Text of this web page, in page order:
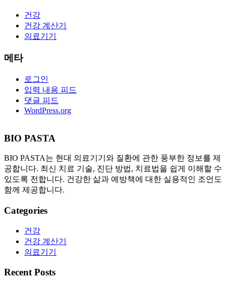
건강
건강 계산기
의료기기
메타
로그인
입력 내용 피드
댓글 피드
WordPress.org
BIO PASTA
BIO PASTA는 현대 의료기기와 질환에 관한 풍부한 정보를 제
공합니다. 최신 치료 기술, 진단 방법, 치료법을 쉽게 이해할 수
있도록 전합니다. 건강한 삶과 예방책에 대한 실용적인 조언도
함께 제공합니다.
Categories
건강
건강 계산기
의료기기
Recent Posts